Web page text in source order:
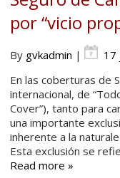
por “vicio
By gvkadmin |
17
En las coberturas de
internacional, de
Cover”), tanto para
una importante
inherente a la
Esta exclusión se
Read more »